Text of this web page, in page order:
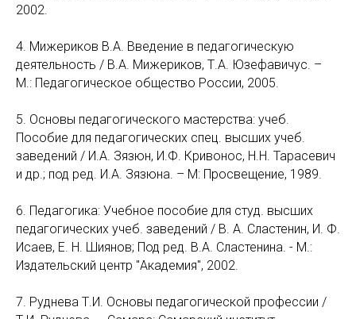
2002.
4. Мижериков В.А. Введение в педагогическую
деятельность / В.А. Мижериков, Т.А. Юзефавичус. –
М.: Педагогическое общество России, 2005.
5. Основы педагогического мастерства: учеб.
Пособие для педагогических спец. высших учеб.
заведений / И.А. Зязюн, И.Ф. Кривонос, Н.Н. Тарасевич
и др.; под ред. И.А. Зязюна. – М: Просвещение, 1989.
6. Педагогика: Учебное пособие для студ. высших
педагогических учеб. заведений / В. А. Сластенин, И. Ф.
Исаев, Е. Н. Шиянов; Под ред. В.А. Сластенина. - М.:
Издательский центр "Академия", 2002.
7. Руднева Т.И. Основы педагогической профессии /